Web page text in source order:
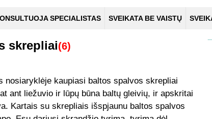
SPECIALISTAS SVEIKATA BE VAISTŲ
skrepliai(6)
nosiaryklėje kaupiasi baltos spalvos skrepliai
ant liežuvio ir lūpų būna baltų gleivių, ir apskritai
Kartais su skrepliais išspjaunu baltos spalvos